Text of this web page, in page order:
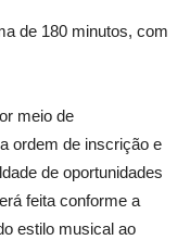
de 180 minutos, com
meio de
ordem de inscrição e
de oportunidades
feita conforme a
estilo musical ao